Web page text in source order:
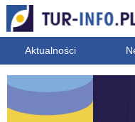
Aktualności